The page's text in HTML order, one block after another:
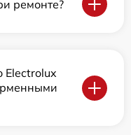
ремонте?
Electrolux